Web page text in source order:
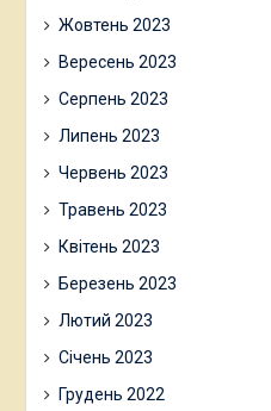
Жовтень 2023
Вересень 2023
Серпень 2023
Липень 2023
Червень 2023
Травень 2023
Квітень 2023
Березень 2023
Лютий 2023
Січень 2023
Грудень 2022